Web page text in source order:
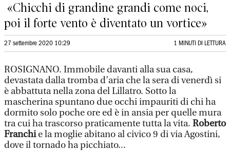
«Chicchi di grandine grandi come noci,
poi il forte vento è diventato un vortice»
27 settembre 2020 10:29 1 MINUTI DI LETTURA
ROSIGNANO. Immobile davanti alla sua casa,
devastata dalla tromba d’aria che la sera di venerdì si
è abbattuta nella zona del Lillatro. Sotto la
mascherina spuntano due occhi impauriti di chi ha
dormito solo poche ore ed è in ansia per quelle mura
tra cui ha trascorso praticamente tutta la vita. Roberto
Franchie la moglie abitano al civico 9 di via Agostini,
dove il tornado ha picchiato...